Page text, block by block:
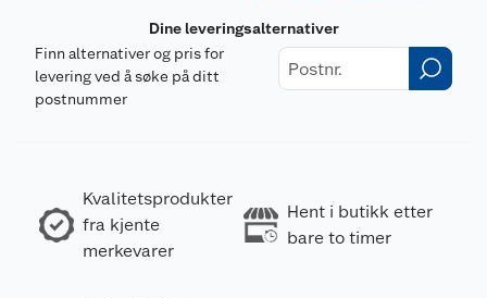
Dine leveringsalternativer
Finn alternativer og pris for
levering ved å søke på ditt
postnummer
Kvalitetsprodukter
fra kjente
merkevarer
Hent i butikk etter
bare to timer